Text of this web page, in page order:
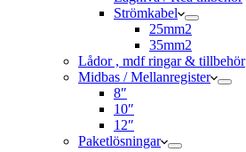
Strömkabel
25mm2
35mm2
Lådor , mdf ringar & tillbehör
Midbas / Mellanregister
8″
10″
12″
Paketlösningar